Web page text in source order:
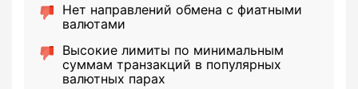
Нет направлений обмена с фиатными
валютами
Высокие лимиты по минимальным
суммам транзакций в популярных
валютных парах